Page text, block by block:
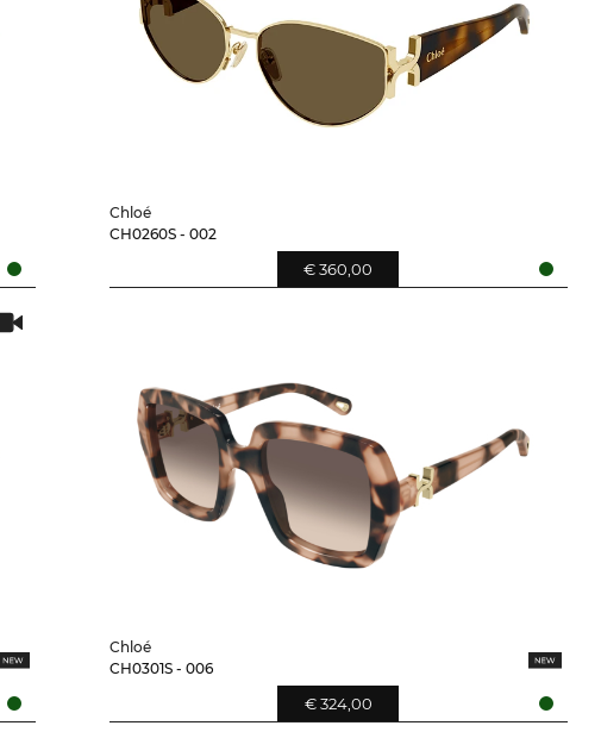
Chloé
CH0260S - 002
€ 360,00
Chloé
CH0301S - 006
€ 324,00